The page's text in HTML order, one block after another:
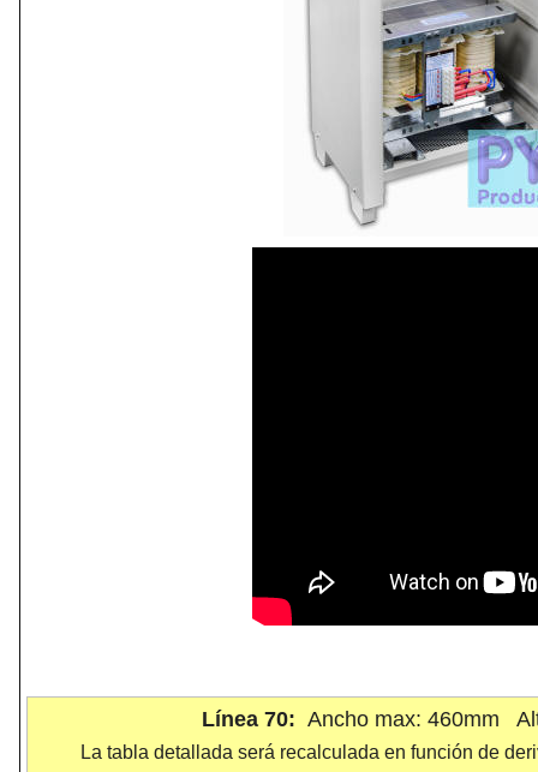
Línea 70: Ancho max: 460mm
La tabla detallada será recalculada en función de